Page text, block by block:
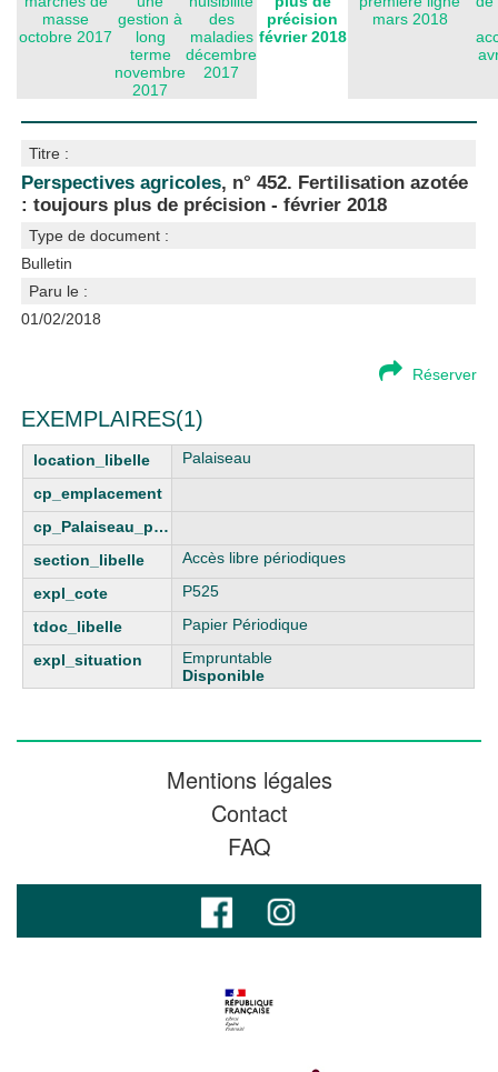
masse
octobre 2017
gestion à
long
terme
novembre
2017
des
maladies
décembre
2017
précision
février 2018
mars 2018
Titre :
Perspectives agricoles, n° 452. Fertilisation azotée
: toujours plus de précision - février 2018
Type de document :
Bulletin
Paru le :
01/02/2018
Réserver
EXEMPLAIRES(1)
Palaiseau
Accès libre périodiques
P525
Papier Périodique
Empruntable
Disponible
Mentions légales
Contact
FAQ